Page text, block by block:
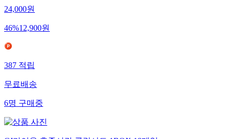
24,000원
46%12,900원
387적립
무료배송
6명구매중